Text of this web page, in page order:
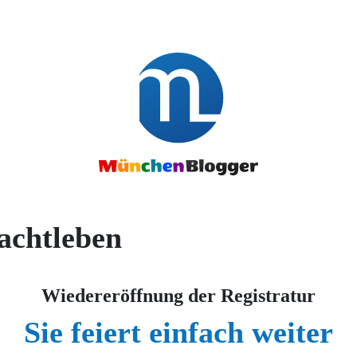
Wiedereröffnung der Registratur
Sie feiert einfach weiter